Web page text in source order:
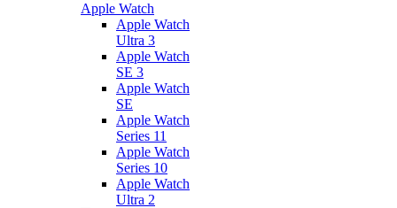
Apple Watch
Apple Watch
Ultra 3
Apple Watch
SE 3
Apple Watch
SE
Apple Watch
Series 11
Apple Watch
Series 10
Apple Watch
Ultra 2